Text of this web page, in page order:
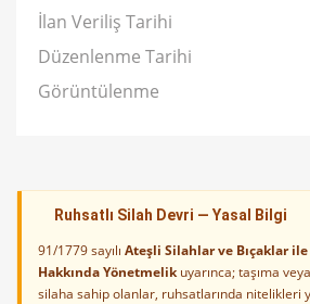
İlan Veriliş Tarihi
Düzenlenme Tarihi
Görüntülenme
Ruhsatlı Silah Devri — Yasal Bilgi
91/1779 sayılı Ateşli Silahlar ve Bıçaklar
Hakkında Yönetmelikuyarınca; taşıma
silaha sahip olanlar, ruhsatlarında nitelikleri